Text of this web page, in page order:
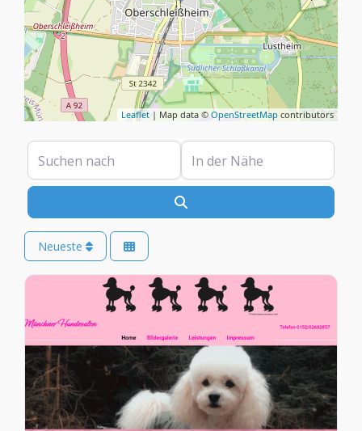
Leaflet| Map data © OpenStreetMap contributors
Suchen nach In der Nähe
Neueste